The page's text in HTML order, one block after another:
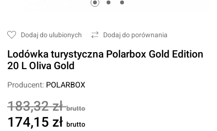
Dodaj do ulubionych Dodaj do porównania
Lodówka turystyczna Polarbox Gold Edition
20 L Oliva Gold
Producent: POLARBOX
183,32 złbrutto
174,15 zł brutto